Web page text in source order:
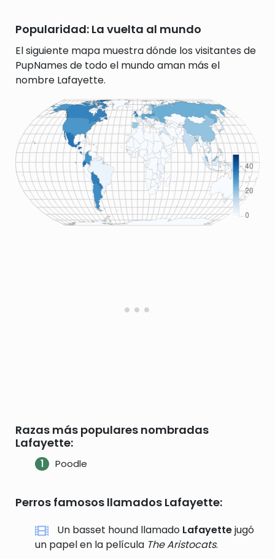
Popularidad: La vuelta al mundo
El siguiente mapa muestra dónde los visitantes de
PupNames de todo el mundo aman más el
nombre Lafayette.
Razas más populares nombradas
Lafayette:
Poodle
Perros famosos llamados Lafayette:
Un basset hound llamado Lafayettejugó
un papel en la película The Aristocats.